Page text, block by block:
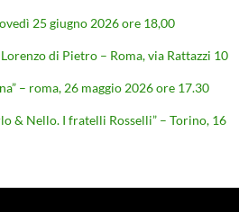
25 giugno 2026 ore 18,00
di Pietro – Roma, via Rattazzi 10
– roma, 26 maggio 2026 ore 17.30
& Nello. I fratelli Rosselli” – Torino, 16